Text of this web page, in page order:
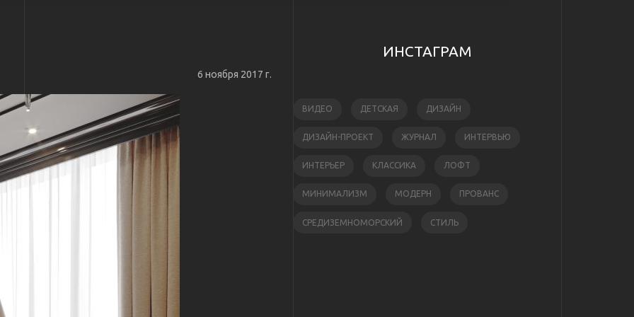
6 ноября 2017 г.
ИНСТАГРАМ
ВИДЕО ДЕТСКАЯ ДИЗАЙН
ДИЗАЙН-ПРОЕКТ ЖУРНАЛ ИНТЕРВЬЮ
ИНТЕРЬЕР КЛАССИКА ЛОФТ
МИНИМАЛИЗМ МОДЕРН ПРОВАНС
СРЕДИЗЕМНОМОРСКИЙ СТИЛЬ